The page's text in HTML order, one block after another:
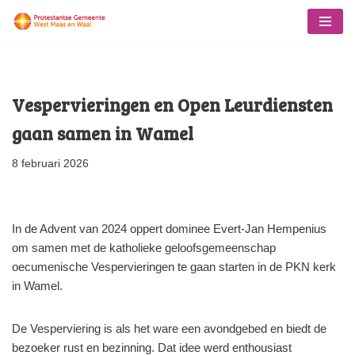
inhoud
Vespervieringen en Open Leurdiensten
gaan samen in Wamel
8 februari 2026
In de Advent van 2024 oppert dominee Evert-Jan Hempenius
om samen met de katholieke geloofsgemeenschap
oecumenische Vespervieringen te gaan starten in de PKN kerk
in Wamel.
De Vesperviering is als het ware een avondgebed en biedt de
bezoeker rust en bezinning. Dat idee werd enthousiast